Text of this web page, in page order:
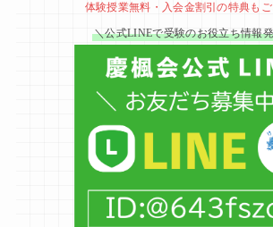
体験授業無料・入会金割引の特典も
＼公式LINEで受験のお役立ち情報